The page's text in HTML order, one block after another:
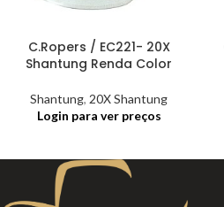
C.Ropers / EC221- 20X
Shantung Renda Color
Shantung, 20X Shantung
Login para ver preços